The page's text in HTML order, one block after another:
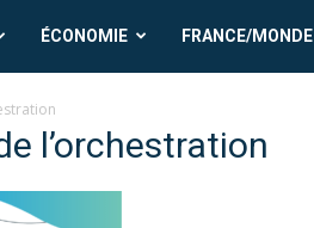
ÉCONOMIE FRANCE/MONDE
l’orchestration